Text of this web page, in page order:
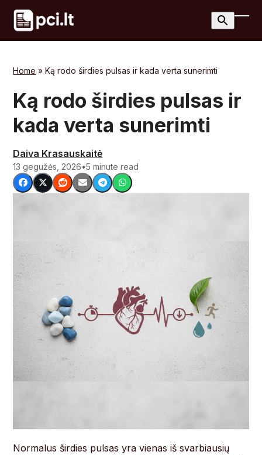
Skip
content
Home »Ką rodo širdies pulsas ir kada verta sunerimti
Ką rodo širdies pulsas ir
kada verta sunerimti
Daiva Krasauskaitė
13 gegužės, 2026•5 minute read
Normalus širdies pulsas yra vienas iš svarbiausių